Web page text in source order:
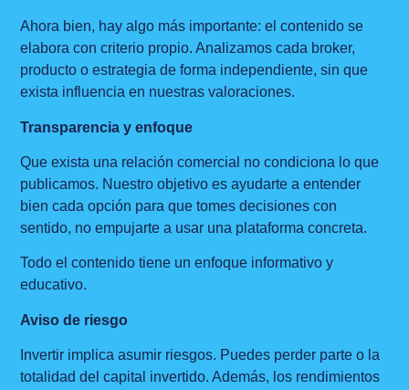
Ahora bien, hay algo más importante: el contenido se
elabora con criterio propio. Analizamos cada broker,
producto o estrategia de forma independiente, sin que
exista influencia en nuestras valoraciones.
Transparencia y enfoque
Que exista una relación comercial no condiciona lo que
publicamos. Nuestro objetivo es ayudarte a entender
bien cada opción para que tomes decisiones con
sentido, no empujarte a usar una plataforma concreta.
Todo el contenido tiene un enfoque informativo y
educativo.
Aviso de riesgo
Invertir implica asumir riesgos. Puedes perder parte o la
totalidad del capital invertido. Además, los rendimientos